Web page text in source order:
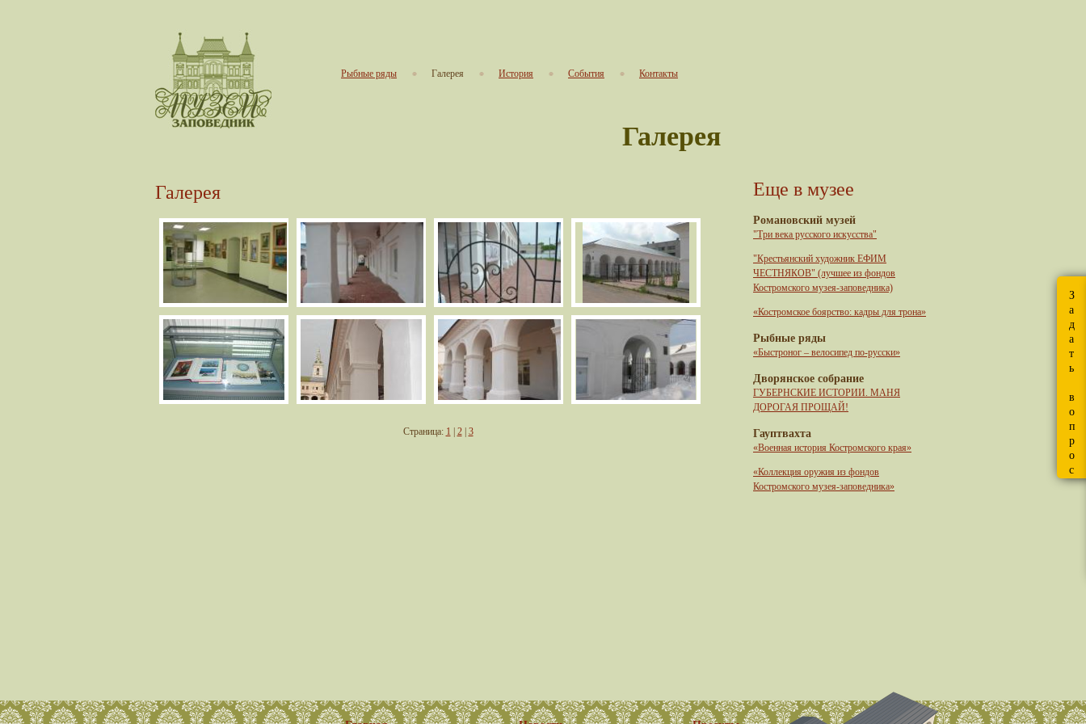
З
а
д
а
т
ь
в
о
п
р
о
с
Рыбные ряды Галерея История События Контакты
Галерея
Галерея
Страница: 1 2| 3
Еще в музее
Романовский музей
"Три века русского искусства"
"Крестьянский художник ЕФИМ
ЧЕСТНЯКОВ" (лучшее из фондов
Костромского музея-заповедника)
«Костромское боярство: кадры для трона»
Рыбные ряды
«Быстроног – велосипед по-русски»
Дворянское собрание
ГУБЕРНСКИЕ ИСТОРИИ. МАНЯ
ДОРОГАЯ ПРОЩАЙ!
Гауптвахта
«Военная история Костромского края»
«Коллекция оружия из фондов
Костромского музея-заповедника»